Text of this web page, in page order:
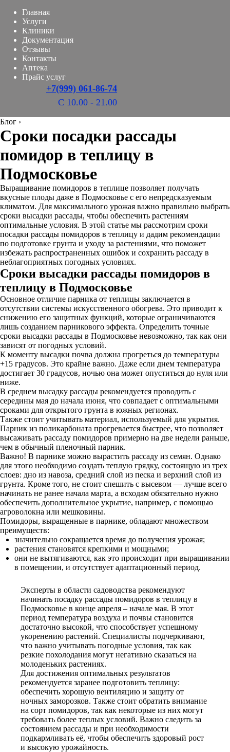
Главная
Услуги
Клиники
Документация
Отзывы
Контакты
Аптека
Прайс услуг
+7(999) 061-86-74
С 10.00 - 21.00
Блог ›
Сроки посадки рассады
помидор в теплицу в
Подмосковье
Выращивание помидоров в теплице позволяет получать
вкусные плоды даже в Подмосковье с его непредсказуемым
климатом. Для максимального урожая важно правильно выбрать
сроки высадки рассады, чтобы обеспечить растениям
оптимальные условия. В этой статье мы рассмотрим сроки
посадки рассады помидоров в теплицу и дадим рекомендации
по подготовке грунта и уходу за растениями, что поможет
избежать распространенных ошибок и сохранить рассаду в
неблагоприятных погодных условиях.
Сроки высадки рассады помидоров в
теплицу в Подмосковье
Основное отличие парника от теплицы заключается в
отсутствии системы искусственного обогрева. Это приводит к
снижению его защитных функций, которые ограничиваются
лишь созданием парникового эффекта. Определить точные
сроки высадки рассады в Подмосковье невозможно, так как они
зависят от погодных условий.
К моменту высадки почва должна прогреться до температуры
+15 градусов. Это крайне важно. Даже если днем температура
достигает 30 градусов, ночью она может опуститься до нуля или
ниже.
В среднем высадку рассады рекомендуется проводить с
середины мая до начала июня, что совпадает с оптимальными
сроками для открытого грунта в южных регионах.
Также стоит учитывать материал, используемый для укрытия.
Парник из поликарбоната прогревается быстрее, что позволяет
высаживать рассаду помидоров примерно на две недели раньше,
чем в обычный пленочный парник.
Важно! В парнике можно вырастить рассаду из семян. Однако
для этого необходимо создать теплую грядку, состоящую из трех
слоев: дно из навоза, средний слой из песка и верхний слой из
грунта. Кроме того, не стоит спешить с высевом — лучше всего
начинать не ранее начала марта, а всходам обязательно нужно
обеспечить дополнительное укрытие, например, с помощью
агроволокна или мешковины.
Помидоры, выращенные в парнике, обладают множеством
преимуществ:
значительно сокращается время до получения урожая;
растения становятся крепкими и мощными;
они не вытягиваются, как это происходит при выращивании
в помещении, и отсутствует адаптационный период.
Эксперты в области садоводства рекомендуют
начинать посадку рассады помидоров в теплицу в
Подмосковье в конце апреля – начале мая. В этот
период температура воздуха и почвы становится
достаточно высокой, что способствует успешному
укоренению растений. Специалисты подчеркивают,
что важно учитывать погодные условия, так как
резкие похолодания могут негативно сказаться на
молоденьких растениях.
Для достижения оптимальных результатов
рекомендуется заранее подготовить теплицу:
обеспечить хорошую вентиляцию и защиту от
ночных заморозков. Также стоит обратить внимание
на сорт помидоров, так как некоторые из них могут
требовать более теплых условий. Важно следить за
состоянием рассады и при необходимости
подкармливать её, чтобы обеспечить здоровый рост
и высокую урожайность.